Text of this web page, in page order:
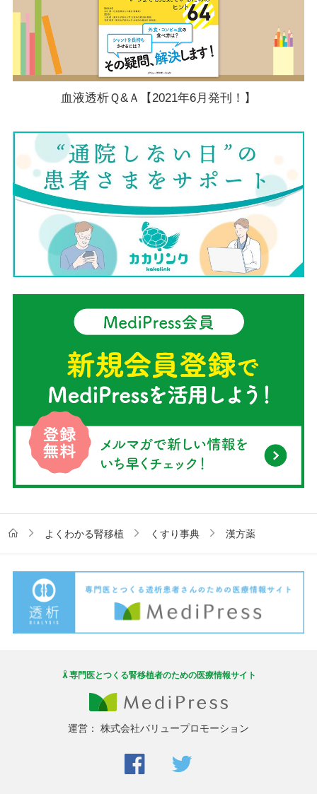
血液透析Ｑ&Ａ【2021年6月発刊！】
よくわかる腎移植 くすり事典 漢方薬
専門医とつくる腎移植者のための医療情報サイト
運営： 株式会社バリュープロモーション